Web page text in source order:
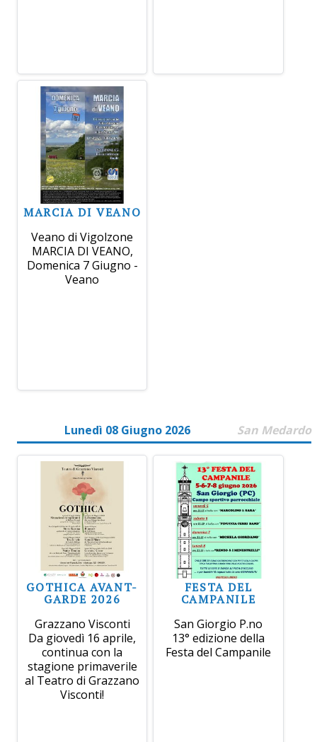
MARCIA DI VEANO
Veano di Vigolzone
MARCIA DI VEANO,
Domenica 7 Giugno -
Veano
Lunedì 08 Giugno 2026 San Medardo
GOTHICA AVANT-
GARDE 2026
Grazzano Visconti
Da giovedì 16 aprile,
continua con la
stagione primaverile
al Teatro di Grazzano
Visconti!
FESTA DEL
CAMPANILE
San Giorgio P.no
13° edizione della
Festa del Campanile